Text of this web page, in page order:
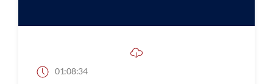
01:08:34